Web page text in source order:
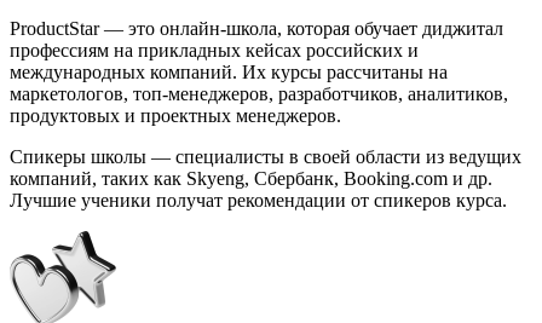
ProductStar — это онлайн-школа, которая обучает диджитал
профессиям на прикладных кейсах российских и
международных компаний. Их курсы рассчитаны на
маркетологов, топ-менеджеров, разработчиков, аналитиков,
продуктовых и проектных менеджеров.
Спикеры школы — специалисты в своей области из ведущих
компаний, таких как Skyeng, Сбербанк, Booking.com и др.
Лучшие ученики получат рекомендации от спикеров курса.